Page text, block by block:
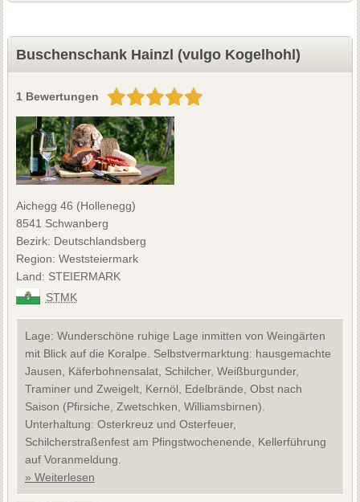
Buschenschank Hainzl (vulgo Kogelhohl)
1 Bewertungen
Aichegg 46 (Hollenegg)
8541 Schwanberg
Bezirk: Deutschlandsberg
Region: Weststeiermark
Land: STEIERMARK
STMK
Lage: Wunderschöne ruhige Lage inmitten von Weingärten
mit Blick auf die Koralpe. Selbstvermarktung: hausgemachte
Jausen, Käferbohnensalat, Schilcher, Weißburgunder,
Traminer und Zweigelt, Kernöl, Edelbrände, Obst nach
Saison (Pfirsiche, Zwetschken, Williamsbirnen).
Unterhaltung: Osterkreuz und Osterfeuer,
Schilcherstraßenfest am Pfingstwochenende, Kellerführung
auf Voranmeldung.
» Weiterlesen